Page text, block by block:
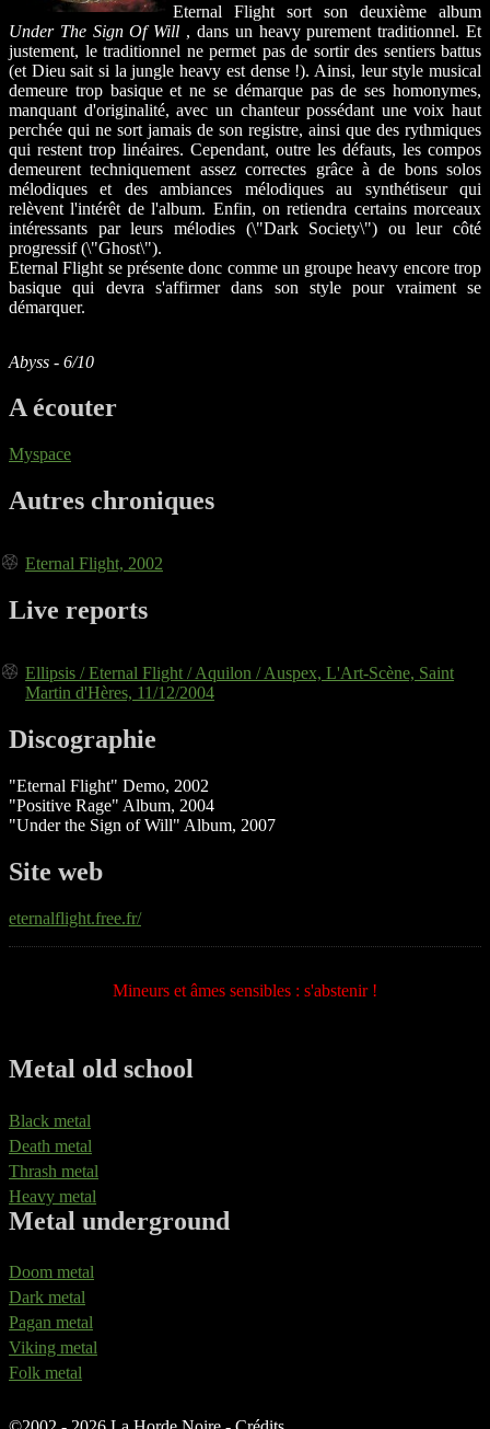
Eternal Flight sort son deuxième album
Under The Sign Of Will , dans un heavy purement traditionnel. Et
justement, le traditionnel ne permet pas de sortir des sentiers battus
(et Dieu sait si la jungle heavy est dense !). Ainsi, leur style musical
demeure trop basique et ne se démarque pas de ses homonymes,
manquant d'originalité, avec un chanteur possédant une voix haut
perchée qui ne sort jamais de son registre, ainsi que des rythmiques
qui restent trop linéaires. Cependant, outre les défauts, les compos
demeurent techniquement assez correctes grâce à de bons solos
mélodiques et des ambiances mélodiques au synthétiseur qui
relèvent l'intérêt de l'album. Enfin, on retiendra certains morceaux
intéressants par leurs mélodies (\"Dark Society\") ou leur côté
progressif (\"Ghost\").
Eternal Flight se présente donc comme un groupe heavy encore trop
basique qui devra s'affirmer dans son style pour vraiment se
démarquer.
Abyss - 6/10
A écouter
Myspace
Autres chroniques
Eternal Flight, 2002
Live reports
Ellipsis / Eternal Flight / Aquilon / Auspex, L'Art-Scène, Saint
Martin d'Hères, 11/12/2004
Discographie
"Eternal Flight" Demo, 2002
"Positive Rage" Album, 2004
"Under the Sign of Will" Album, 2007
Site web
eternalflight.free.fr/
Mineurs et âmes sensibles : s'abstenir !
Metal old school
Black metal
Death metal
Thrash metal
Heavy metal
Metal underground
Doom metal
Dark metal
Pagan metal
Viking metal
Folk metal